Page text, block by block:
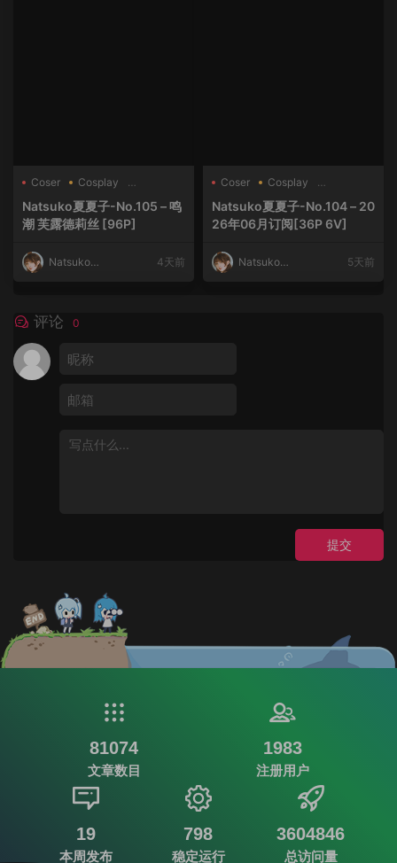
Coser
Cosplay
Natsuko夏夏子-No.105 – 鸣
潮 芙露德莉丝 [96P]
Natsuko夏
4天前
Coser
Cosplay
Natsuko夏夏子-No.104 – 20
26年06月订阅[36P 6V]
Natsuko夏
5天前
评论 0
提交
81074
文章数目
1983
注册用户
19
本周发布
798
稳定运行
3604846
总访问量